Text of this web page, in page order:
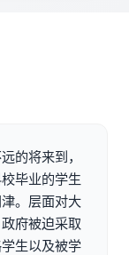
的将来到，
毕业的学生
。层面对大
府被迫采取
生以及被学